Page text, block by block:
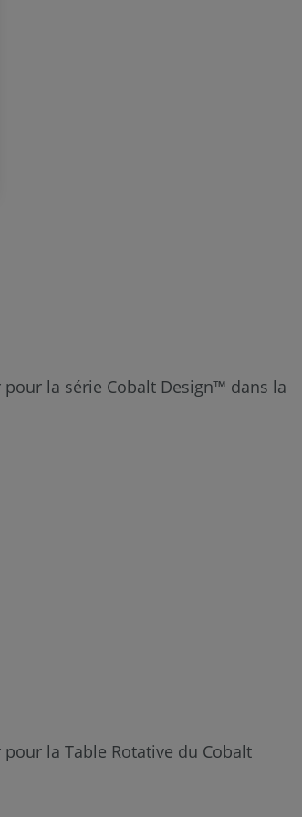
la série Cobalt Design™ dans la
la Table Rotative du Cobalt